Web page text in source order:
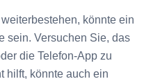
könnte ein
sein. Versuchen Sie, das
die Telefon-App zu
hilft, könnte auch ein